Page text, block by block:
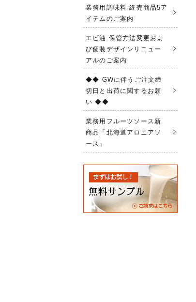
業務用調味料 終売商品5ア
イテムのご案内
エビ油 保管方法変更およ
び個装デザインリニュー
アルのご案内
◆◆ GWに伴うご注文締
切日と出荷に関するお願
い ◆◆
業務用フルーツソース新
商品「北海道アロニアソ
ース」